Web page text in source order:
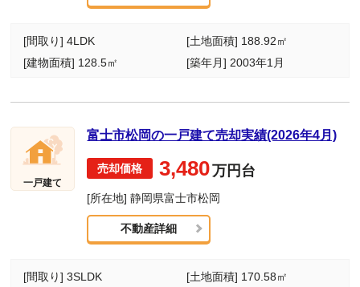
[間取り] 4LDK
[土地面積] 188.92㎡
[建物面積] 128.5㎡
[築年月] 2003年1月
一戸建て
富士市松岡の一戸建て売却実績(2026年4月)
3,480万円台
[所在地] 静岡県富士市松岡
不動産詳細
[間取り] 3SLDK [土地面積] 170.58㎡